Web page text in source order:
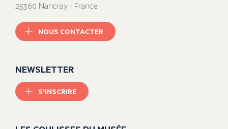
25360 Nancray - France
NOUS CONTACTER
NEWSLETTER
S'INSCRIRE